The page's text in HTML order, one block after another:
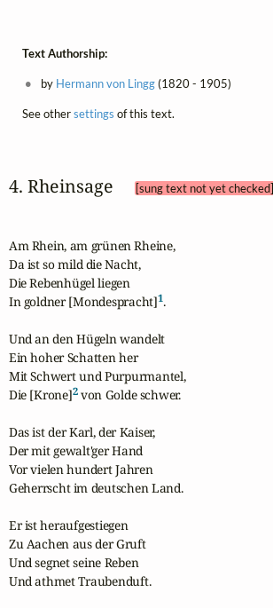
Text Authorship:
by Hermann von Lingg(1820 - 1905)
See othersettings of this text.
4. Rheinsage [sung text not yet checked]
Am Rhein, am grünen Rheine,
Da ist so mild die Nacht,
Die Rebenhügel liegen
In goldner [Mondespracht]1.
Und an den Hügeln wandelt
Ein hoher Schatten her
Mit Schwert und Purpurmantel,
Die [Krone]2 von Golde schwer.
Das ist der Karl, der Kaiser,
Der mit gewalt'ger Hand
Vor vielen hundert Jahren
Geherrscht im deutschen Land.
Er ist heraufgestiegen
Zu Aachen aus der Gruft
Und segnet seine Reben
Und athmet Traubenduft.